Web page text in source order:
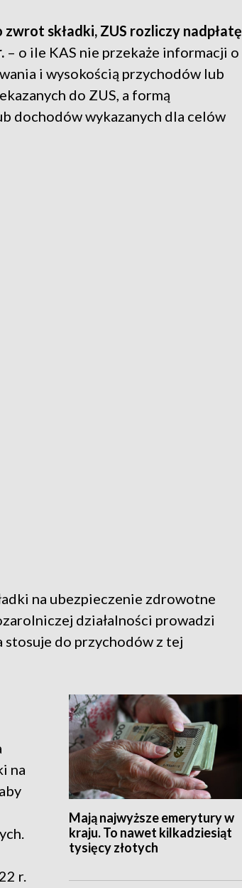
składki, ZUS rozliczy nadpłatę
– o ile KAS nie przekaże informacji o
i wysokością przychodów lub
do ZUS, a formą
dochodów wykazanych dla celów
na ubezpieczenie zdrowotne
działalności prowadzi
stosuje do przychodów z tej
Mają najwyższe emerytury w
kraju. To nawet kilkadziesiąt
tysięcy złotych
na
r.